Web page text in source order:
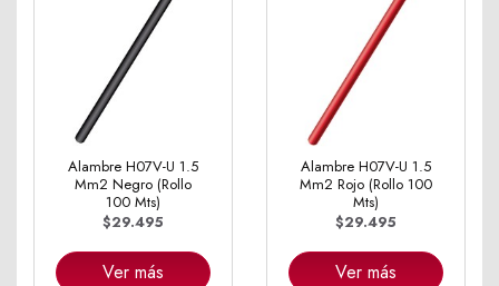
Alambre H07V-U 1.5
Mm2 Negro (Rollo
100 Mts)
$29.495
Ver más
Alambre H07V-U 1.5
Mm2 Rojo (Rollo 100
Mts)
$29.495
Ver más